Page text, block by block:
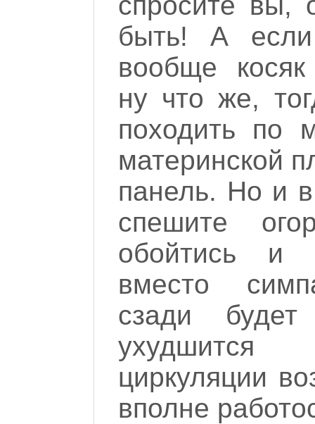
быть! А
вообще
ну что же,
походить по
материнской
панель. Но и
спешите
обойтись и
вместо
сзади
циркуляции
вполне